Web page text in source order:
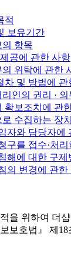
적
보유기간
항목
공에 관한 사항
위탁에 관한
차 및 방법에 관
인의 권리 ·
확보조치에 관
수집하는 장
자와 담당자에
구를 접수·처리
해에 대한 구제
의 변경에 관한
을 위하여 더
보호법』 제